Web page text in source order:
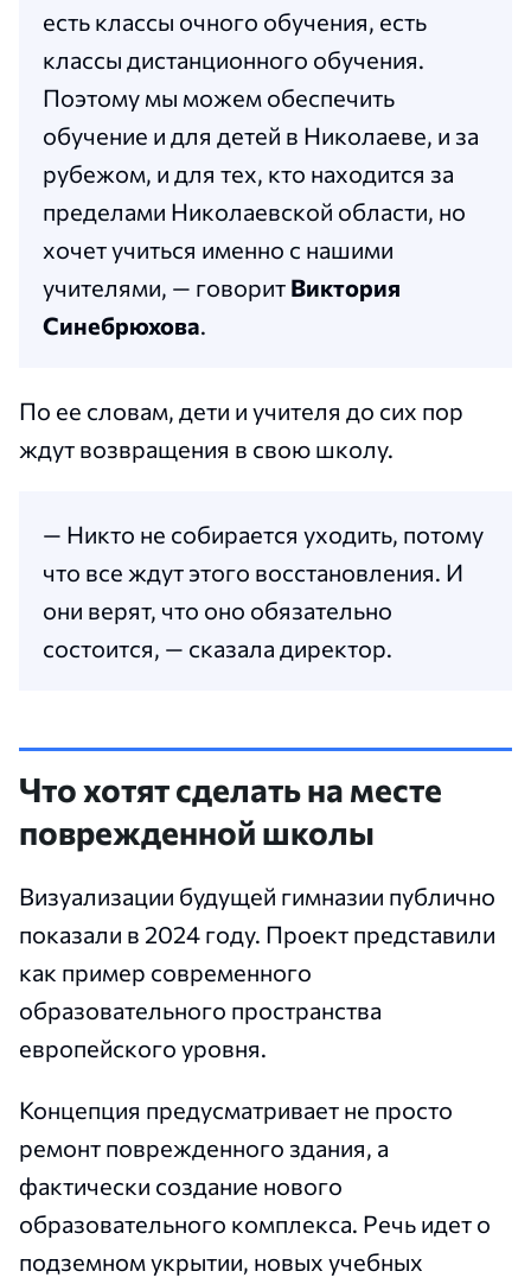
есть классы очного обучения, есть
классы дистанционного обучения.
Поэтому мы можем обеспечить
обучение и для детей в Николаеве, и за
рубежом, и для тех, кто находится за
пределами Николаевской области, но
хочет учиться именно с нашими
учителями, — говорит Виктория
Синебрюхова.
По ее словам, дети и учителя до сих пор
ждут возвращения в свою школу.
— Никто не собирается уходить, потому
что все ждут этого восстановления. И
они верят, что оно обязательно
состоится, — сказала директор.
Что хотят сделать на месте
поврежденной школы
Визуализации будущей гимназии публично
показали в 2024 году. Проект представили
как пример современного
образовательного пространства
европейского уровня.
Концепция предусматривает не просто
ремонт поврежденного здания, а
фактически создание нового
образовательного комплекса. Речь идет о
подземном укрытии, новых учебных